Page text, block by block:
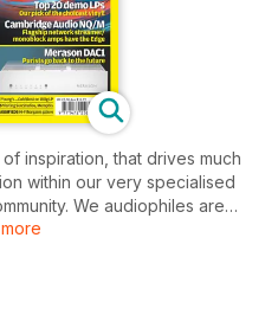
inspiration, that drives much
within our very specialised
We audiophiles are a
and we love the kit that
over the last year, for
a just-add-speakers solution